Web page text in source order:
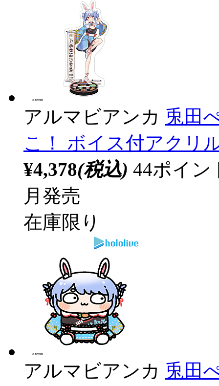
アルマビアンカ 兎田
こ！ ボイス付アクリ
¥4,378(税込) 44ポイ
月発売
在庫限り
アルマビアンカ 兎田